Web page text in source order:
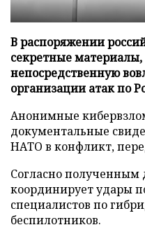
В распоряжении
секретные
непосредственную
организации атак по
Анонимные
документальные
НАТО в конфликт,
Согласно полученным
координирует удары
специалистов по
беспилотников.